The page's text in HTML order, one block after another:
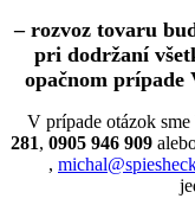
– rozvoz tovaru
pri dodržaní
opačnom
V prípade otázok
281, 0905 946 909
,